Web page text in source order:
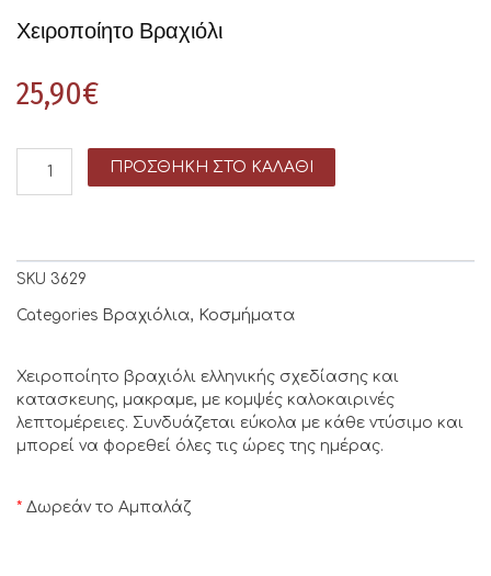
Χειροποίητο Βραχιόλι
25,90€
ΠΡΟΣΘΉΚΗ ΣΤΟ ΚΑΛΆΘΙ
SKU 3629
Categories Βραχιόλια, Κοσμήματα
Χειροποίητο βραχιόλι ελληνικής σχεδίασης και
κατασκευης, μακραμε, με κομψές καλοκαιρινές
λεπτομέρειες. Συνδυάζεται εύκολα με κάθε ντύσιμο και
μπορεί να φορεθεί όλες τις ώρες της ημέρας.
* Δωρεάν το Αμπαλάζ